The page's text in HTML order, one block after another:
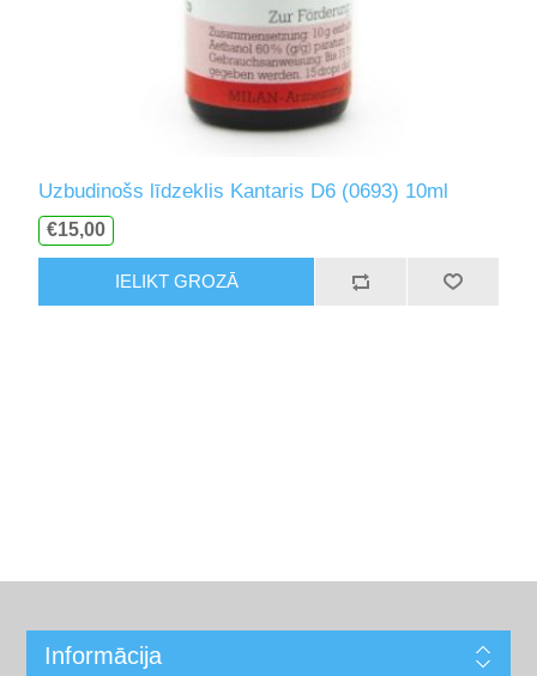
Uzbudinošs līdzeklis Kantaris D6 (0693) 10ml
€15,00
IELIKT GROZĀ
Informācija